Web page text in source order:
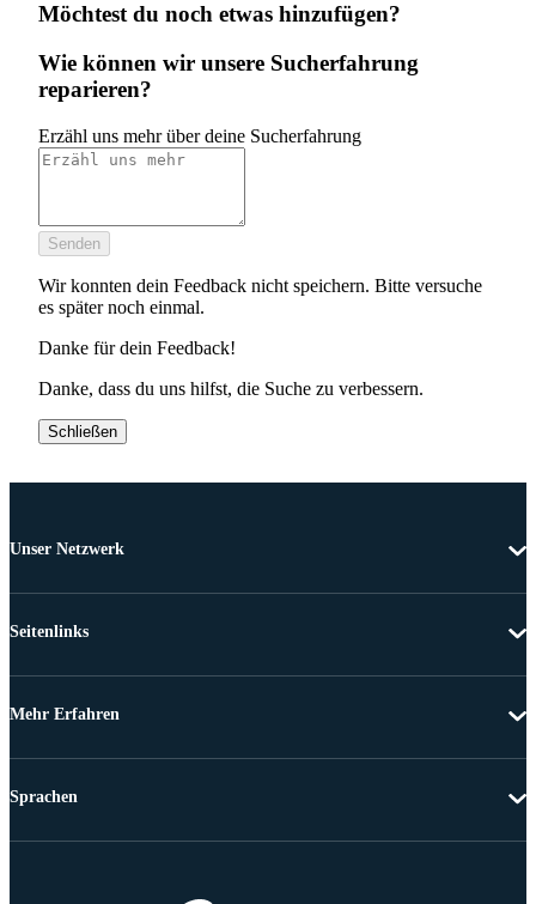
Möchtest du noch etwas hinzufügen?
Wie können wir unsere Sucherfahrung
reparieren?
Erzähl uns mehr über deine Sucherfahrung
Senden
Wir konnten dein Feedback nicht speichern. Bitte versuche
es später noch einmal.
Danke für dein Feedback!
Danke, dass du uns hilfst, die Suche zu verbessern.
Schließen
Unser Netzwerk
Seitenlinks
Mehr Erfahren
Sprachen